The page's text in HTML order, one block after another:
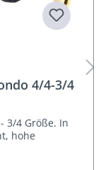
4/4-3/4
3/4 Größe. In
hohe